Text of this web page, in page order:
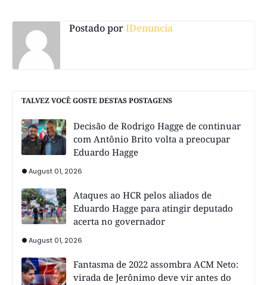
Postado porIDenuncia
TALVEZ VOCÊ GOSTE DESTAS POSTAGENS
Decisão de Rodrigo Hagge de continuar
com Antônio Brito volta a preocupar
Eduardo Hagge
August 01, 2026
Ataques ao HCR pelos aliados de
Eduardo Hagge para atingir deputado
acerta no governador
August 01, 2026
Fantasma de 2022 assombra ACM Neto:
virada de Jerônimo deve vir antes do